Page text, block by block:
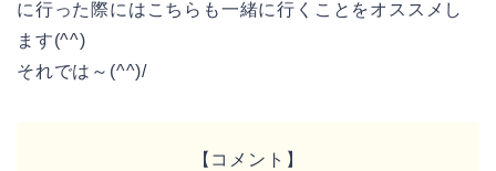
に行った際にはこちらも一緒に行くことをオススメし
ます(^^)
それでは～(^^)/
【コメント】